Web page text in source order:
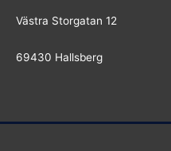
Västra Storgatan 12
69430 Hallsberg